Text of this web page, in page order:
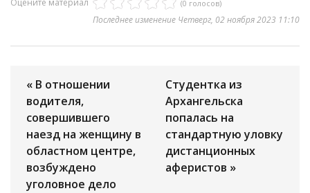
Оцените материал (0 голосов)
Последнее изменение Четверг, 02 ноября 2023 11:10
« В отношении
водителя,
совершившего
наезд на женщину в
областном центре,
возбуждено
уголовное дело
Студентка из
Архангельска
попалась на
стандартную уловку
дистанционных
аферистов »